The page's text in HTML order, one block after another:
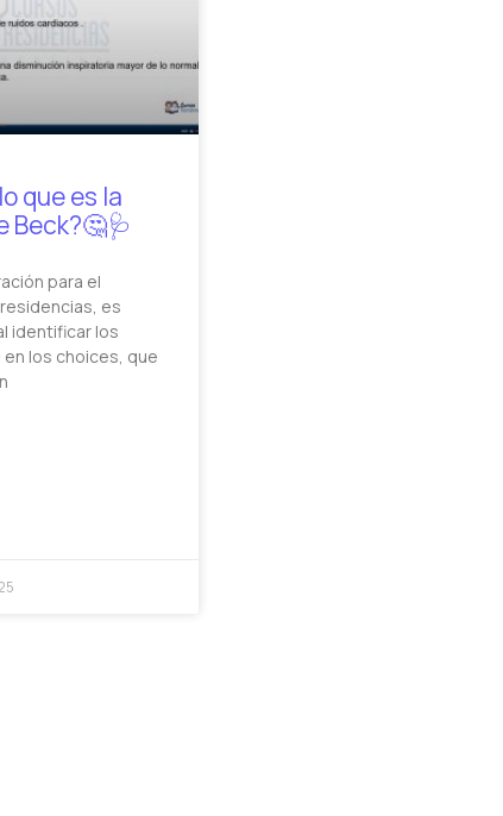
que es la
Beck?🤔🩺
para el
es
identificar los
los choices, que